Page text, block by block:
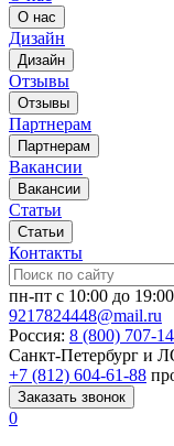
О нас
Дизайн
Дизайн
Отзывы
Отзывы
Партнерам
Партнерам
Вакансии
Вакансии
Статьи
Статьи
Контакты
пн-пт с 10:00 до 19:00
9217824448@mail.ru
Россия: 8 (800) 707-
Санкт-Петербург и
+7 (812) 604-61-88
Заказать звонок
0